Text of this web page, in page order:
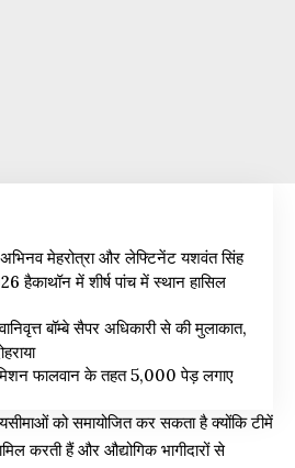
मेहरोत्रा और लेफ्टिनेंट यशवंत सिंह
हैकाथॉन में शीर्ष पांच में स्थान हासिल
बॉम्बे सैपर अधिकारी से की मुलाकात,
फालवान के तहत 5,000 पेड़ लगाए
को समायोजित कर सकता है क्योंकि टीमें
करती हैं और औद्योगिक भागीदारों से